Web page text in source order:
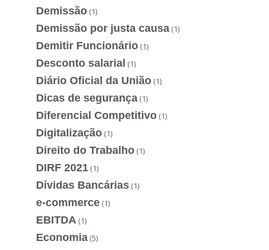
Demissão (1)
Demissão por justa causa (1)
Demitir Funcionário (1)
Desconto salarial (1)
Diário Oficial da União (1)
Dicas de segurança (1)
Diferencial Competitivo (1)
Digitalização (1)
Direito do Trabalho (1)
DIRF 2021 (1)
Dívidas Bancárias (1)
e-commerce (1)
EBITDA (1)
Economia (5)